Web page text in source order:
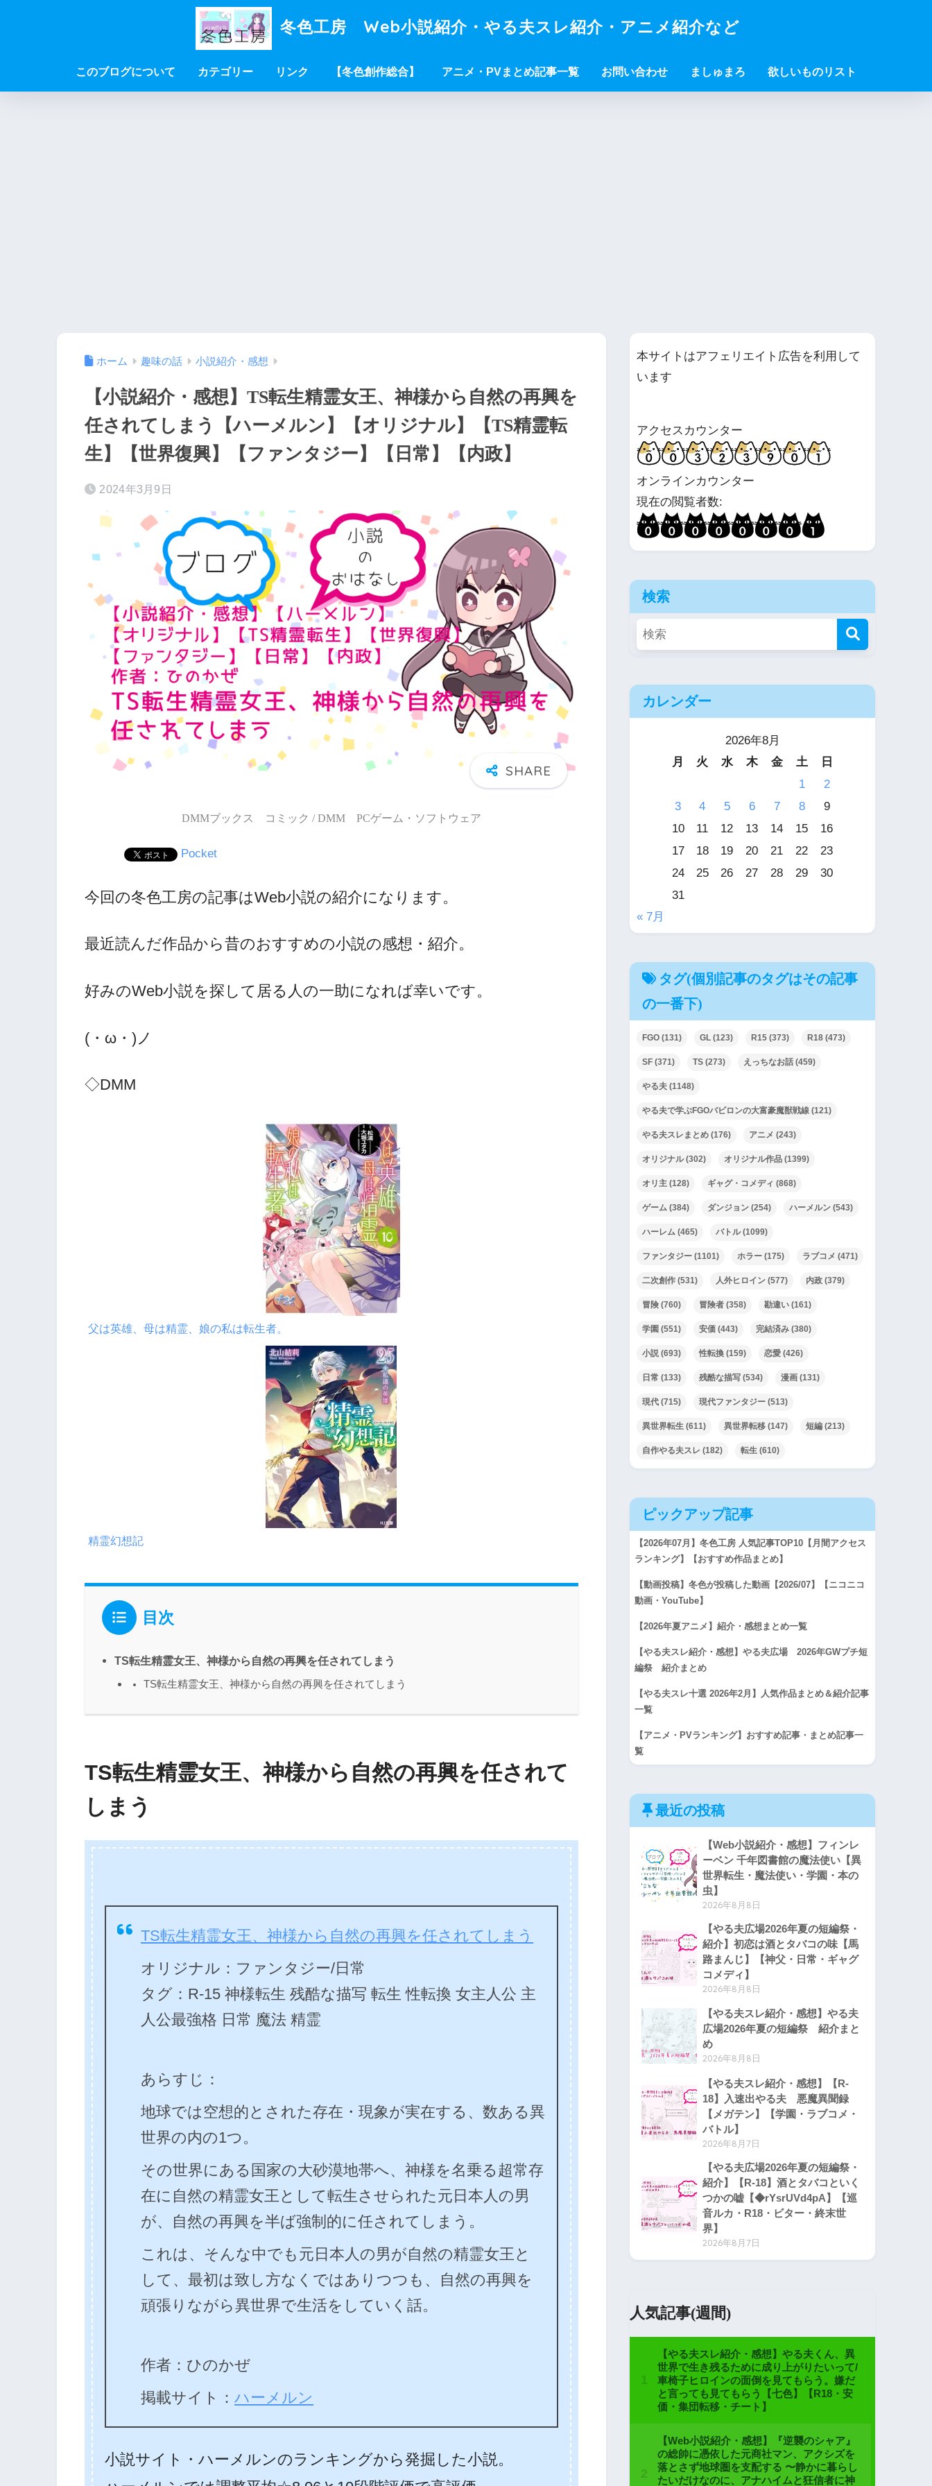
冬色工房 Web小説紹介・やる夫スレ紹介・アニメ紹介など
このブログについて カテゴリー リンク 【冬色創作総合】 アニメ・PVまとめ記事一覧 お問い合わせ ましゅまろ 欲しいものリスト
ホーム 趣味の話 小説紹介・感想
【小説紹介・感想】TS転生精霊女王、神様から自然の再興を
任されてしまう【ハーメルン】【オリジナル】【TS精霊転
生】【世界復興】【ファンタジー】【日常】【内政】
2024年3月9日
DMMブックス コミック / DMM PCゲーム・ソフトウェア
Pocket
今回の冬色工房の記事はWeb小説の紹介になります。
最近読んだ作品から昔のおすすめの小説の感想・紹介。
好みのWeb小説を探して居る人の一助になれば幸いです。
(・ω・)ノ
◇DMM
父は英雄、母は精霊、娘の私は転生者。
精霊幻想記
目次
TS転生精霊女王、神様から自然の再興を任されてしまう
TS転生精霊女王、神様から自然の再興を任されてしまう
TS転生精霊女王、神様から自然の再興を任されて
しまう
TS転生精霊女王、神様から自然の再興を任されてしまう
オリジナル：ファンタジー/日常
タグ：R-15 神様転生 残酷な描写 転生 性転換 女主人公 主
人公最強格 日常 魔法 精霊
あらすじ：
地球では空想的とされた存在・現象が実在する、数ある異
世界の内の1つ。
その世界にある国家の大砂漠地帯へ、神様を名乗る超常存
在に自然の精霊女王として転生させられた元日本人の男
が、自然の再興を半ば強制的に任されてしまう。
これは、そんな中でも元日本人の男が自然の精霊女王と
して、最初は致し方なくではありつつも、自然の再興を
頑張りながら異世界で生活をしていく話。
作者：ひのかぜ
掲載サイト：ハーメルン
小説サイト・ハーメルンのランキングから発掘した小説。
本サイトはアフェリエイト広告を利用して
います
アクセスカウンター
オンラインカウンター
現在の閲覧者数:
検索
カレンダー
2026年8月
月
火 水 木 金 土
日
1
2
3
4 5 6 7 8
9
10
11 12 13 14 15
16
17
18 19 20 21 22
23
24
25 26 27 28 29
30
31
« 7月
タグ(個別記事のタグはその記事
の一番下)
FGO (131) GL (123) R15 (373) R18 (473)
SF (371) TS (273) えっちなお話 (459)
やる夫 (1148)
やる夫で学ぶFGOバビロンの大富豪魔獣戦線 (121)
やる夫スレまとめ (176) アニメ (243)
オリジナル(302) オリジナル作品 (1399)
オリ主 (128) ギャグ・コメディ (868)
ゲーム (384) ダンジョン (254) ハーメルン (543)
ハーレム (465) バトル(1099)
ファンタジー (1101) ホラー (175) ラブコメ (471)
二次創作 (531) 人外ヒロイン (577) 内政 (379)
冒険 (760) 冒険者 (358) 勘違い (161)
学園 (551) 安価 (443) 完結済み (380)
小説(693) 性転換 (159) 恋愛 (426)
日常 (133) 残酷な描写 (534) 漫画 (131)
現代 (715) 現代ファンタジー (513)
異世界転生 (611) 異世界転移 (147) 短編 (213)
自作やる夫スレ (182) 転生 (610)
ピックアップ記事
【2026年07月】冬色工房 人気記事TOP10【月間アクセス
ランキング】【おすすめ作品まとめ】
【動画投稿】冬色が投稿した動画【2026/07】【ニコニコ
動画・YouTube】
【2026年夏アニメ】紹介・感想まとめ一覧
【やる夫スレ紹介・感想】やる夫広場 2026年GWプチ短
編祭 紹介まとめ
【やる夫スレ十選 2026年2月】人気作品まとめ＆紹介記事
一覧
【アニメ・PVランキング】おすすめ記事・まとめ記事一
覧
最近の投稿
【Web小説紹介・感想】フィンレ
ーベン 千年図書館の魔法使い【異
世界転生・魔法使い・学園・本の
虫】
2026年8月8日
【やる夫広場2026年夏の短編祭・
紹介】初恋は酒とタバコの味【馬
路まんじ】【神父・日常・ギャグ
コメディ】
2026年8月8日
【やる夫スレ紹介・感想】やる夫
広場2026年夏の短編祭 紹介まと
め
2026年8月8日
【やる夫スレ紹介・感想】【R-
18】入速出やる夫 悪魔異聞録
【メガテン】【学園・ラブコメ・
バトル】
2026年8月7日
【やる夫広場2026年夏の短編祭・
紹介】【R-18】酒とタバコといく
つかの嘘【◆rYsrUVd4pA】【巡
音ルカ・R18・ビター・終末世
界】
2026年8月7日
人気記事(週間)